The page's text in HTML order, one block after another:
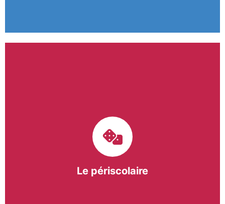
Le périscolaire
bergeracois. A travers les Temps d’Activités
Périscolaires (TAP) et les Pauses Méridiennes, nous
apportons une réponse adaptée et individualisée